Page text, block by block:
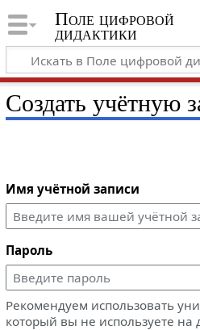
Поле цифровой
дидактики
Создать учётную
Имя учётной записи
Пароль
Рекомендуем использовать
который вы не используете на